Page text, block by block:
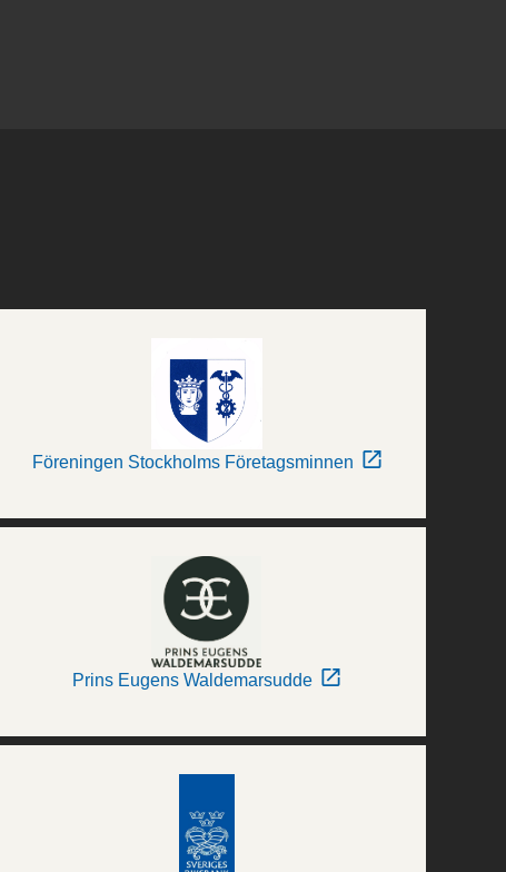
Föreningen Stockholms Företagsminnen
Prins Eugens Waldemarsudde